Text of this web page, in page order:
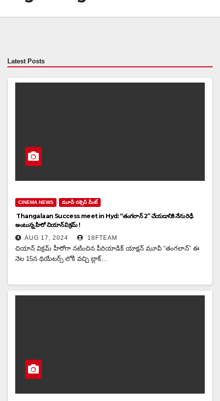
Latest Posts
CINEMA NEWS మూవీ సక్సెస్ మీట్
Thangalaan Success meet in Hyd: “తంగలాన్ 2” చేయడానికి నేను రెఢీ
అంటున్న హీరో చియాన్ విక్రమ్ !
AUG 17, 2024 18FTEAM
చియాన్ విక్రమ్ హీరోగా నటించిన పీరియాడిక్ యాక్షన్ మూవీ “తంగలాన్” ఈ
నెల 15న థియేటర్స్ లోకి వచ్చి బ్లాక్…